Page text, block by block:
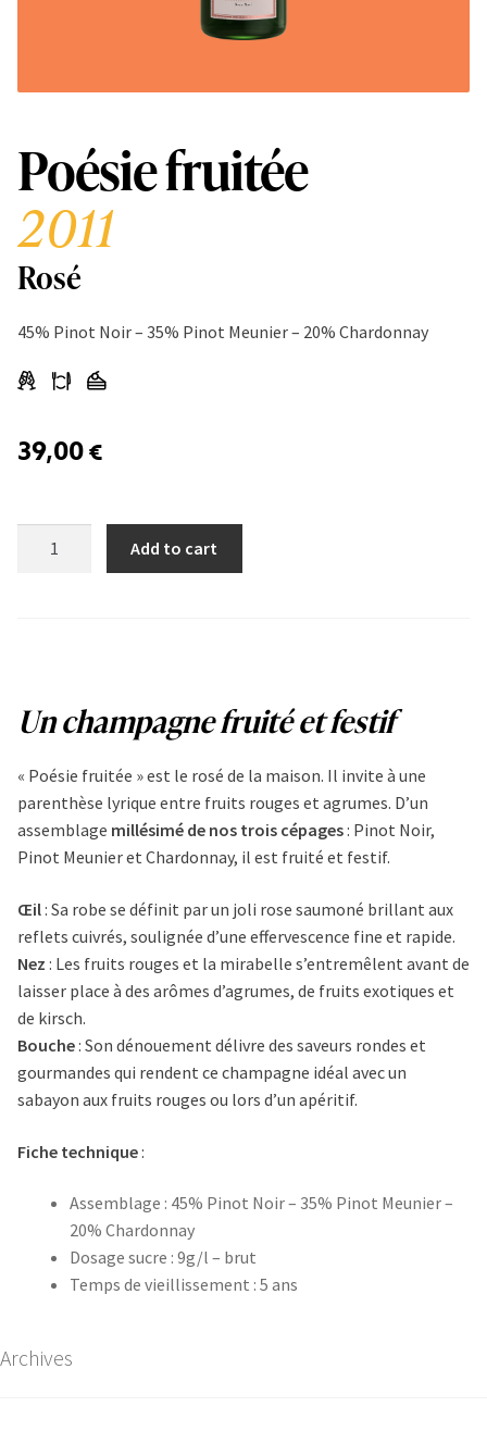
Poésie fruitée
2011
Rosé
45% Pinot Noir – 35% Pinot Meunier – 20% Chardonnay
39,00€
Add to cart
Un champagne fruité et festif
« Poésie fruitée » est le rosé de la maison. Il invite à une
parenthèse lyrique entre fruits rouges et agrumes. D’un
assemblage millésimé de nos trois cépages: Pinot Noir,
Pinot Meunier et Chardonnay, il est fruité et festif.
Œil: Sa robe se définit par un joli rose saumoné brillant aux
reflets cuivrés, soulignée d’une effervescence fine et rapide.
Nez : Les fruits rouges et la mirabelle s’entremêlent avant de
laisser place à des arômes d’agrumes, de fruits exotiques et
de kirsch.
Bouche: Son dénouement délivre des saveurs rondes et
gourmandes qui rendent ce champagne idéal avec un
sabayon aux fruits rouges ou lors d’un apéritif.
Fiche technique:
Assemblage : 45% Pinot Noir – 35% Pinot Meunier –
20% Chardonnay
Dosage sucre : 9g/l – brut
Temps de vieillissement : 5 ans
Archives